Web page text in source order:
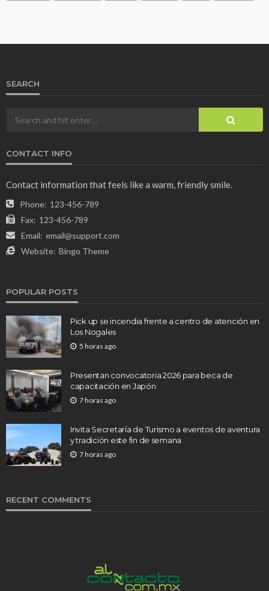
SEARCH
CONTACT INFO
Contact information that feels like a warm, friendly smile.
Phone: 123-456-789
Fax: 123-456-789
Email: email@support.com
Website: Bingo Theme
POPULAR POSTS
Pick up se incendia frente a centro de atención en
Los Nogales
5 horas ago
Presentan convocatoria 2026 para beca de
capacitación en Japón
7 horas ago
Invita Secretaría de Turismo a eventos de aventura
y tradición este fin de semana
7 horas ago
RECENT COMMENTS